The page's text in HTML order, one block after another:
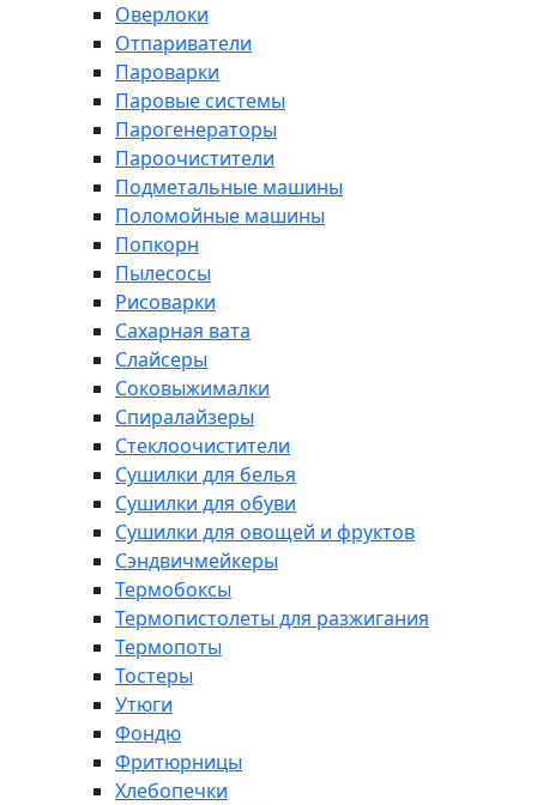
Оверлоки
Отпариватели
Пароварки
Паровые системы
Парогенераторы
Пароочистители
Подметальные машины
Поломойные машины
Попкорн
Пылесосы
Рисоварки
Сахарная вата
Слайсеры
Соковыжималки
Спиралайзеры
Стеклоочистители
Сушилки для белья
Сушилки для обуви
Сушилки для овощей и фруктов
Сэндвичмейкеры
Термобоксы
Термопистолеты для разжигания
Термопоты
Тостеры
Утюги
Фондю
Фритюрницы
Хлебопечки